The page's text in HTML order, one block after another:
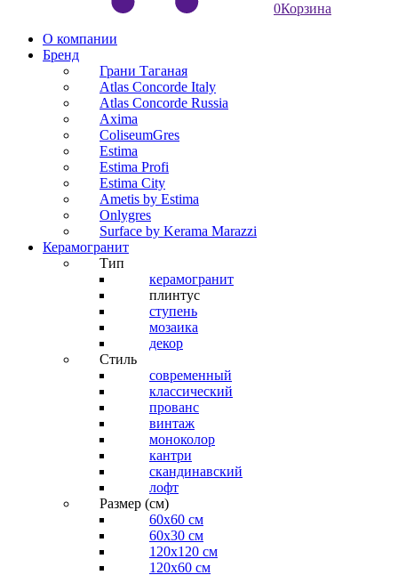
0Корзина
О компании
Бренд
Грани Таганая
Atlas Concorde Italy
Atlas Concorde Russia
Axima
ColiseumGres
Estima
Estima Profi
Estima City
Ametis by Estima
Onlygres
Surface by Kerama Marazzi
Керамогранит
Тип
керамогранит
плинтус
ступень
мозаика
декор
Стиль
современный
классический
прованс
винтаж
моноколор
кантри
скандинавский
лофт
Размер (см)
60х60 см
60x30 см
120x120 см
120x60 см